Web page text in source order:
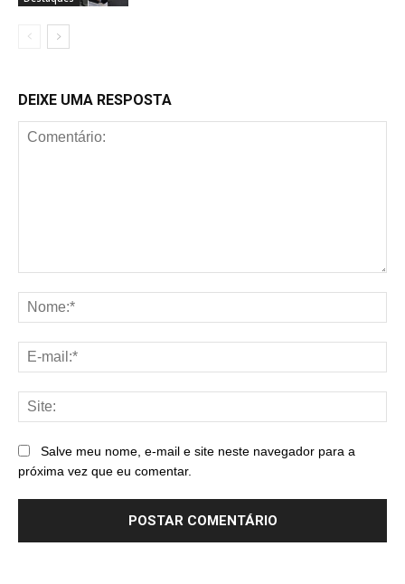
DEIXE UMA RESPOSTA
Salve meu nome, e-mail e site neste navegador para a
próxima vez que eu comentar.